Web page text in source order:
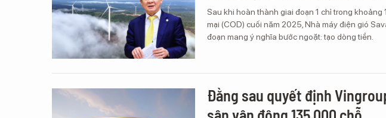
Sau khi hoàn thành giai đoạn 1 chỉ trong
mại (COD) cuối năm 2025, Nhà máy điện gió
đoạn mang ý nghĩa bước ngoặt: tạo dòng tiền.
Đằng sau quyết định